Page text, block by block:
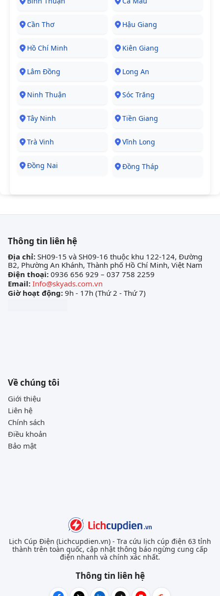
Cần Thơ Hậu Giang
Hồ Chí Minh Kiên Giang
Lâm Đồng Long An
Ninh Thuận Sóc Trăng
Tây Ninh Tiền Giang
Trà Vinh Vĩnh Long
Đồng Nai Đồng Tháp
Thông tin liên hệ
Địa chỉ: SH09-15 và SH09-16 thuộc khu 122-124, Đường
B2, Phường An Khánh, Thành phố Hồ Chí Minh, Việt Nam
Điện thoại: 0936 656 929 – 037 758 2259
Email: Info@skyads.com.vn
Giờ hoạt động: 9h - 17h (Thứ 2 - Thứ 7)
Về chúng tôi
Giới thiệu
Liên hệ
Chính sách
Điều khoản
Bảo mật
Lịch Cúp Điện (Lichcupdien.vn) - Tra cứu lịch cúp điện 63 tỉnh
thành trên toàn quốc, cập nhật thông báo ngừng cung cấp
điện nhanh và chính xác nhất.
Thông tin liên hệ